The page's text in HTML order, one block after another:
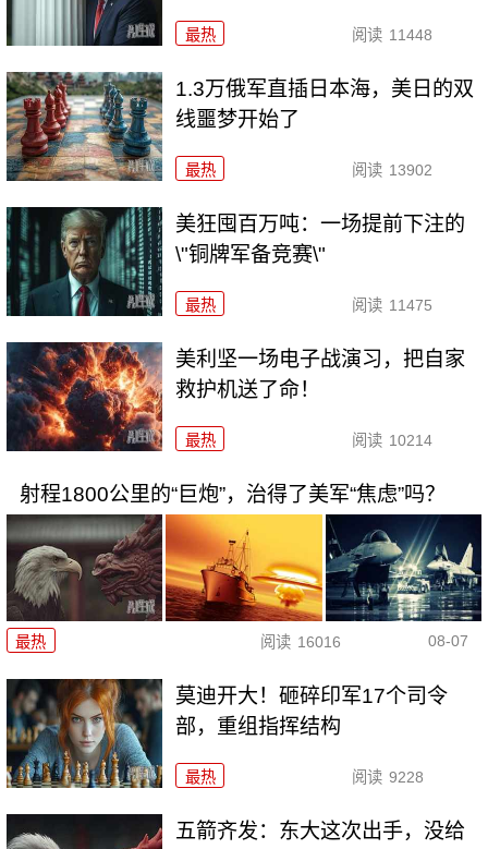
最热 阅读 11448
1.3万俄军直插日本海，美日的双
线噩梦开始了
最热 阅读 13902
美狂囤百万吨：一场提前下注的
\"铜牌军备竞赛\"
最热 阅读 11475
美利坚一场电子战演习，把自家
救护机送了命！
最热 阅读 10214
射程1800公里的“巨炮”，治得了美军“焦虑”吗？
最热 阅读 16016 08-07
莫迪开大！砸碎印军17个司令
部，重组指挥结构
最热 阅读 9228
五箭齐发：东大这次出手，没给